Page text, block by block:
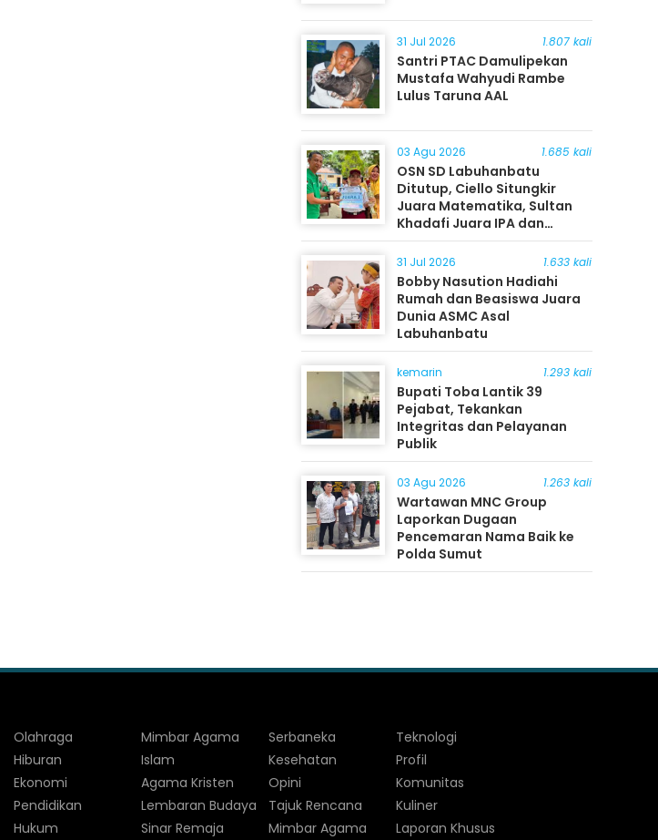
31 Jul 2026 1.807 kali
Santri PTAC Damulipekan
Mustafa Wahyudi Rambe
Lulus Taruna AAL
03 Agu 2026 1.685 kali
OSN SD Labuhanbatu
Ditutup, Ciello Situngkir
Juara Matematika, Sultan
Khadafi Juara IPA dan
Timothy Rangkuti Juara IPS
31 Jul 2026 1.633 kali
Bobby Nasution Hadiahi
Rumah dan Beasiswa Juara
Dunia ASMC Asal
Labuhanbatu
kemarin 1.293 kali
Bupati Toba Lantik 39
Pejabat, Tekankan
Integritas dan Pelayanan
Publik
03 Agu 2026 1.263 kali
Wartawan MNC Group
Laporkan Dugaan
Pencemaran Nama Baik ke
Polda Sumut
Olahraga
Hiburan
Ekonomi
Pendidikan
Hukum
Mimbar Agama
Islam
Agama Kristen
Lembaran Budaya
Sinar Remaja
Serbaneka
Kesehatan
Opini
Tajuk Rencana
Mimbar Agama
Teknologi
Profil
Komunitas
Kuliner
Laporan Khusus